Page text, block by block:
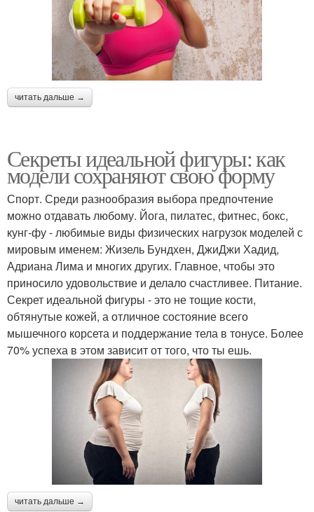
читать дальше →
Секреты идеальной фигуры: как
модели сохраняют свою форму
Спорт. Среди разнообразия выбора предпочтение
можно отдавать любому. Йога, пилатес, фитнес, бокс,
кунг-фу - любимые виды физических нагрузок моделей с
мировым именем: Жизель Бундхен, ДжиДжи Хадид,
Адриана Лима и многих других. Главное, чтобы это
приносило удовольствие и делало счастливее. Питание.
Секрет идеальной фигуры - это не тощие кости,
обтянутые кожей, а отличное состояние всего
мышечного корсета и поддержание тела в тонусе. Более
70% успеха в этом зависит от того, что ты ешь.
читать дальше →